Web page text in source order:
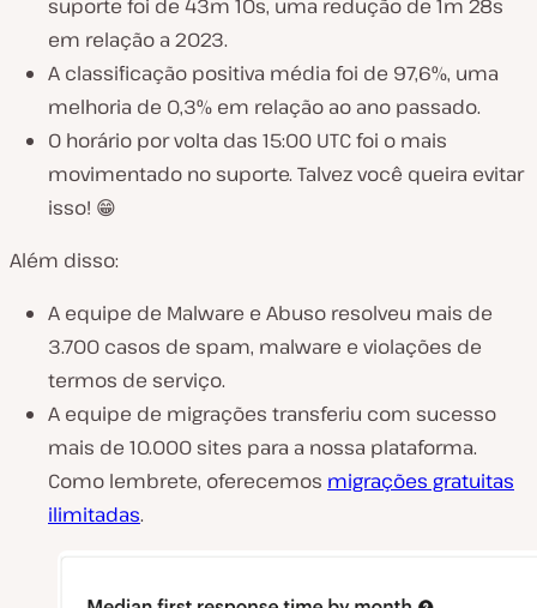
suporte foi de 43m 10s, uma redução de 1m 28s
em relação a 2023.
A classificação positiva média foi de 97,6%, uma
melhoria de 0,3% em relação ao ano passado.
O horário por volta das 15:00 UTC foi o mais
movimentado no suporte. Talvez você queira evitar
isso! 😁
Além disso:
A equipe de Malware e Abuso resolveu mais de
3.700 casos de spam, malware e violações de
termos de serviço.
A equipe de migrações transferiu com sucesso
mais de 10.000 sites para a nossa plataforma.
Como lembrete, oferecemos migrações gratuitas
ilimitadas.